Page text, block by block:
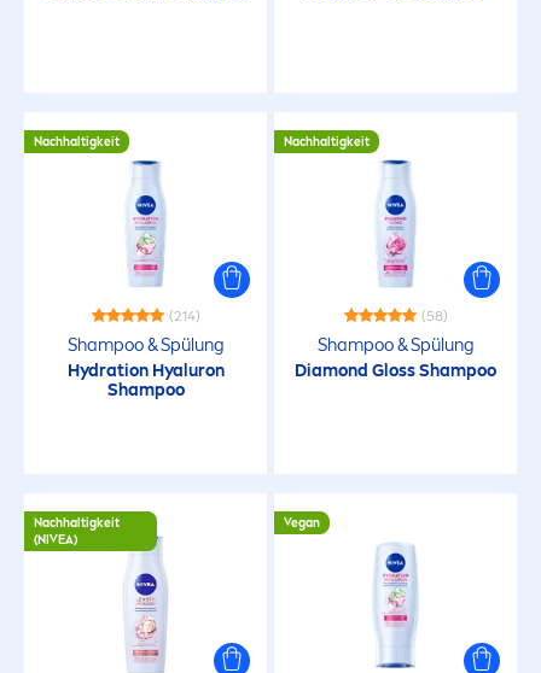
Mikroplastikfreie Formel gemäss UNEP-
Definition
Silikonfrei
Nachhaltigkeit
(214)
Shampoo & Spülung
Hydration Hyaluron
Shampoo
Nachhaltigkeit
(58)
Shampoo & Spülung
Diamond Gloss Shampoo
Nachhaltigkeit
(NIVEA)
Vegan